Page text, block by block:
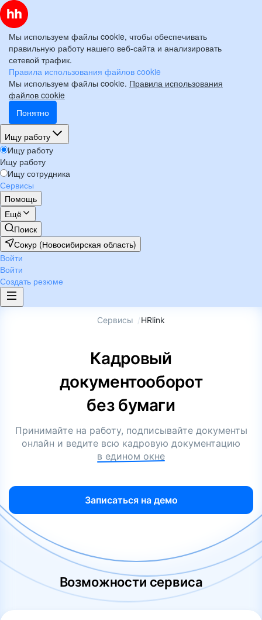
Мы используем файлы cookie, чтобы обеспечивать
правильную работу нашего веб-сайта и анализировать
сетевой трафик.
Правила использования файлов cookie
Мы используем файлы cookie. Правила использования
файлов cookie
Понятно
Ищу работу
Ищу работу
Ищу работу
Ищу сотрудника
Сервисы
Помощь
Ещё
Поиск
Сокур (Новосибирская область)
Войти
Войти
Создать резюме
Сервисы /HRlink
Кадровый
документооборот
без бумаги
Принимайте на работу, подписывайте документы
онлайн и ведите всю кадровую документацию
в едином окне
Записаться на демо
Возможности сервиса